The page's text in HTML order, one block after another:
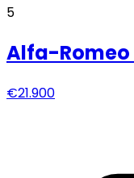
5
Alfa-Romeo
€21.900